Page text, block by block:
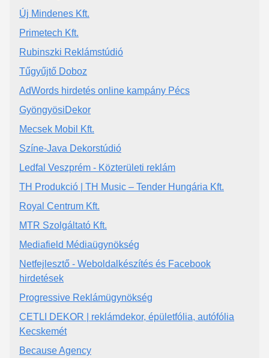
Új Mindenes Kft.
Primetech Kft.
Rubinszki Reklámstúdió
Tűgyűjtő Doboz
AdWords hirdetés online kampány Pécs
GyöngyösiDekor
Mecsek Mobil Kft.
Színe-Java Dekorstúdió
Ledfal Veszprém - Közterületi reklám
TH Produkció | TH Music – Tender Hungária Kft.
Royal Centrum Kft.
MTR Szolgáltató Kft.
Mediafield Médiaügynökség
Netfejlesztő - Weboldalkészítés és Facebook
hirdetések
Progressive Reklámügynökség
CETLI DEKOR | reklámdekor, épületfólia, autófólia
Kecskemét
Because Agency